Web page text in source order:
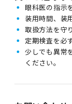
眼科医の指示
装用時間、装
取扱方法を守
定期検査を必
少しでも異常
ください。